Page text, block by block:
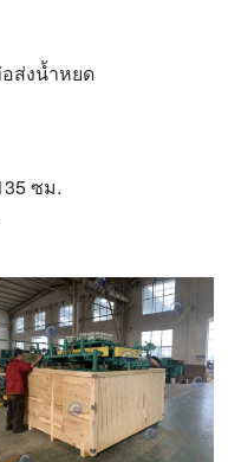
ส่งน้ำหยด
ซม.